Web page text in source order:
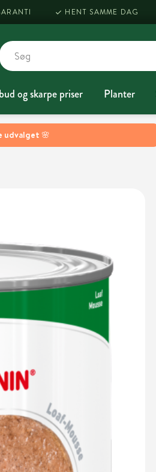
udvalget 🌸
HENT SAMME DAG
og skarpe priser Planter